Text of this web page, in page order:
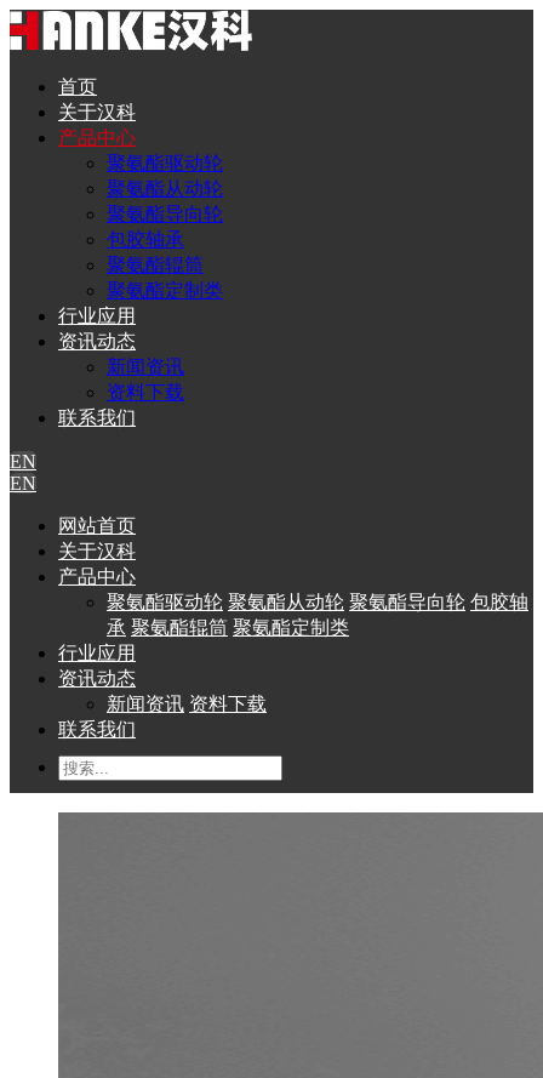
首页
关于汉科
产品中心
聚氨酯驱动轮
聚氨酯从动轮
聚氨酯导向轮
包胶轴承
聚氨酯辊筒
聚氨酯定制类
行业应用
资讯动态
新闻资讯
资料下载
联系我们
EN
EN
网站首页
关于汉科
产品中心
聚氨酯驱动轮 聚氨酯从动轮 聚氨酯导向轮 包胶轴
承 聚氨酯辊筒 聚氨酯定制类
行业应用
资讯动态
新闻资讯 资料下载
联系我们